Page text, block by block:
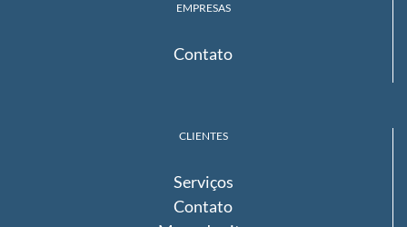
EMPRESAS
Contato
CLIENTES
Serviços
Contato